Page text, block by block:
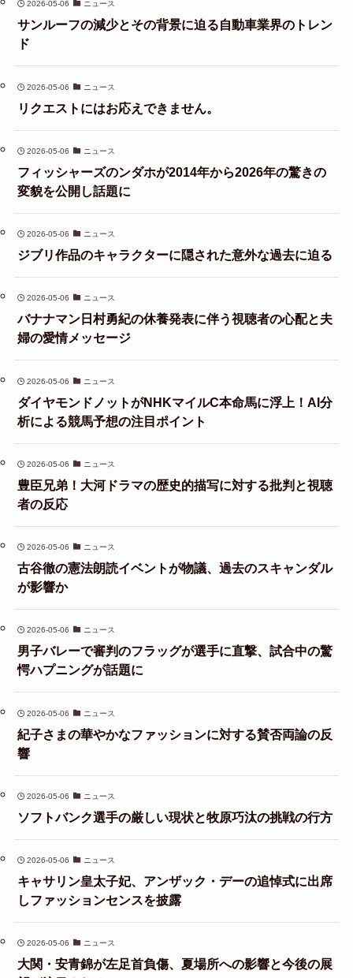
2026-05-06 ニュース
サンルーフの減少とその背景に迫る自動車業界のトレン
ド
2026-05-06 ニュース
リクエストにはお応えできません。
2026-05-06 ニュース
フィッシャーズのンダホが2014年から2026年の驚きの
変貌を公開し話題に
2026-05-06 ニュース
ジブリ作品のキャラクターに隠された意外な過去に迫る
2026-05-06 ニュース
バナナマン日村勇紀の休養発表に伴う視聴者の心配と夫
婦の愛情メッセージ
2026-05-06 ニュース
ダイヤモンドノットがNHKマイルC本命馬に浮上！AI分
析による競馬予想の注目ポイント
2026-05-06 ニュース
豊臣兄弟！大河ドラマの歴史的描写に対する批判と視聴
者の反応
2026-05-06 ニュース
古谷徹の憲法朗読イベントが物議、過去のスキャンダル
が影響か
2026-05-06 ニュース
男子バレーで審判のフラッグが選手に直撃、試合中の驚
愕ハプニングが話題に
2026-05-06 ニュース
紀子さまの華やかなファッションに対する賛否両論の反
響
2026-05-06 ニュース
ソフトバンク選手の厳しい現状と牧原巧汰の挑戦の行方
2026-05-06 ニュース
キャサリン皇太子妃、アンザック・デーの追悼式に出席
しファッションセンスを披露
2026-05-06 ニュース
大関・安青錦が左足首負傷、夏場所への影響と今後の展